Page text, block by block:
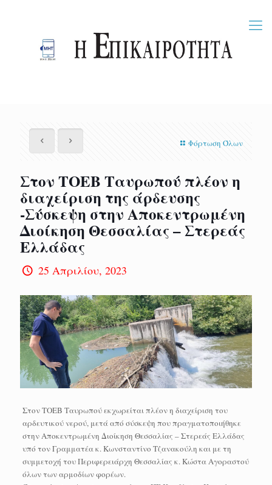
Φόρτωση Όλων
Στον ΤΟΕΒ Ταυρωπού πλέον η
διαχείριση της άρδευσης
-Σύσκεψη στην Αποκεντρωμένη
Διοίκηση Θεσσαλίας – Στερεάς
Ελλάδας
25 Απριλίου, 2023
Στον ΤΟΕΒ Ταυρωπού εκχωρείται πλέον η διαχείριση του
αρδευτικού νερού, μετά από σύσκεψη που πραγματοποιήθηκε
στην Αποκεντρωμένη Διοίκηση Θεσσαλίας – Στερεάς Ελλάδας
υπό τον Γραμματέα κ. Κωνσταντίνο Τζανακούλη και με τη
συμμετοχή του Περιφερειάρχη Θεσσαλίας κ. Κώστα Αγοραστού
όλων των αρμοδίων φορέων.